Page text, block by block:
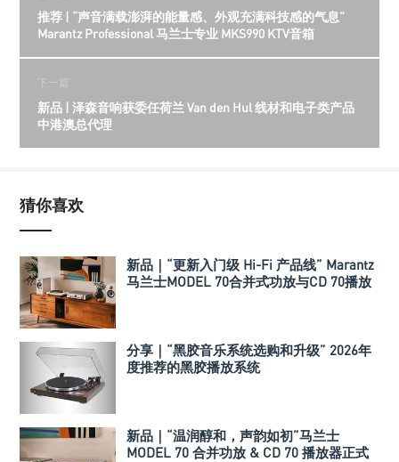
推荐 | “声音满载澎湃的能量感、外观充满科技感的气息”
Marantz Professional 马兰士专业 MKS990 KTV音箱
下一篇
新品 | 泽森音响获委任荷兰 Van den Hul 线材和电子类产品
中港澳总代理
猜你喜欢
新品｜“更新入门级 Hi-Fi 产品线” Marantz
马兰士MODEL 70合并式功放与CD 70播放
分享｜“黑胶音乐系统选购和升级” 2026年
度推荐的黑胶播放系统
新品｜“温润醇和，声韵如初”马兰士
MODEL 70 合并功放 & CD 70 播放器正式